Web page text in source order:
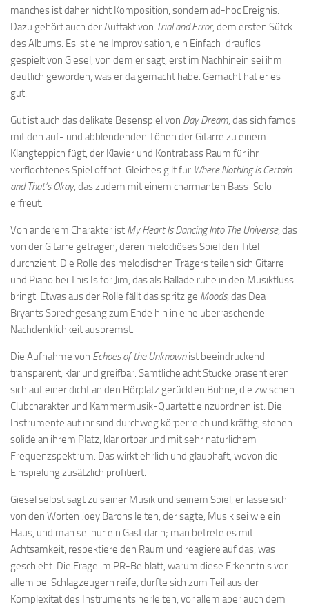
manches ist daher nicht Komposition, sondern ad-hoc Ereignis.
Dazu gehört auch der Auftakt von Trial and Error, dem ersten Sütck
des Albums. Es ist eine Improvisation, ein Einfach-drauflos-
gespielt von Giesel, von dem er sagt, erst im Nachhinein sei ihm
deutlich geworden, was er da gemacht habe. Gemacht hat er es
gut.
Gut ist auch das delikate Besenspiel von Day Dream, das sich famos
mit den auf- und abblendenden Tönen der Gitarre zu einem
Klangteppich fügt, der Klavier und Kontrabass Raum für ihr
verflochtenes Spiel öffnet. Gleiches gilt für Where Nothing Is Certain
and That’s Okay, das zudem mit einem charmanten Bass-Solo
erfreut.
Von anderem Charakter ist My Heart Is Dancing Into The Universe, das
von der Gitarre getragen, deren melodiöses Spiel den Titel
durchzieht. Die Rolle des melodischen Trägers teilen sich Gitarre
und Piano bei This Is for Jim, das als Ballade ruhe in den Musikfluss
bringt. Etwas aus der Rolle fällt das spritzige Moods, das Dea
Bryants Sprechgesang zum Ende hin in eine überraschende
Nachdenklichkeit ausbremst.
Die Aufnahme von Echoes of the Unknownist beeindruckend
transparent, klar und greifbar. Sämtliche acht Stücke präsentieren
sich auf einer dicht an den Hörplatz gerückten Bühne, die zwischen
Clubcharakter und Kammermusik-Quartett einzuordnen ist. Die
Instrumente auf ihr sind durchweg körperreich und kräftig, stehen
solide an ihrem Platz, klar ortbar und mit sehr natürlichem
Frequenzspektrum. Das wirkt ehrlich und glaubhaft, wovon die
Einspielung zusätzlich profitiert.
Giesel selbst sagt zu seiner Musik und seinem Spiel, er lasse sich
von den Worten Joey Barons leiten, der sagte, Musik sei wie ein
Haus, und man sei nur ein Gast darin; man betrete es mit
Achtsamkeit, respektiere den Raum und reagiere auf das, was
geschieht. Die Frage im PR-Beiblatt, warum diese Erkenntnis vor
allem bei Schlagzeugern reife, dürfte sich zum Teil aus der
Komplexität des Instruments herleiten, vor allem aber auch dem